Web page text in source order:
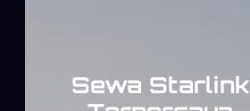
Sewa Starlink